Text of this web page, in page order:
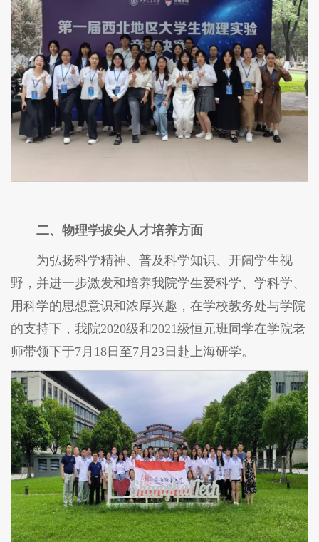
二、物理学拔尖人才培养方面
为弘扬科学精神、普及科学知识、开阔学生视
野，并进一步激发和培养我院学生爱科学、学科学、
用科学的思想意识和浓厚兴趣，在学校教务处与学院
的支持下，我院2020级和2021级恒元班同学在学院老
师带领下于7月18日至7月23日赴上海研学。